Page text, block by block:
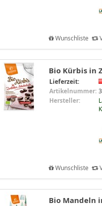
Wunschliste
Bio Kürbis in
Lieferzeit:
Artikelnummer:
Hersteller:
Wunschliste
Bio Mandeln